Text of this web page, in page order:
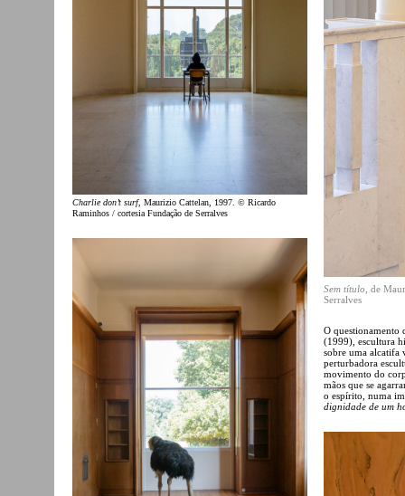
Charlie don’t surf, Maurizio Cattelan, 1997. © Ricardo
Raminhos / cortesia Fundação de Serralves
Sem título , de
Serralves
O questionamento
(1999), escultura
sobre uma alcatifa
perturbadora
movimento do
mãos que se
o espírito, numa
dignidade de um